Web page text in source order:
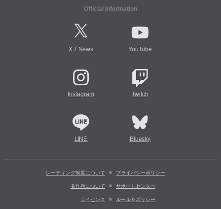
Official Information
X/ News YouTube
Instagram Twitch
LINE Bluesky
レーティング制度について プライバシーポリシー
著作権について サポートセンター
ライセンス ルール＆ポリシー